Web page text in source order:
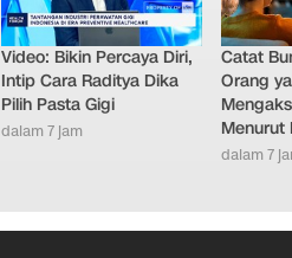
Video: Bikin Percaya Diri,
Intip Cara Raditya Dika
Pilih Pasta Gigi
dalam 7 jam
Catat
Orang
Menurut
dalam 7